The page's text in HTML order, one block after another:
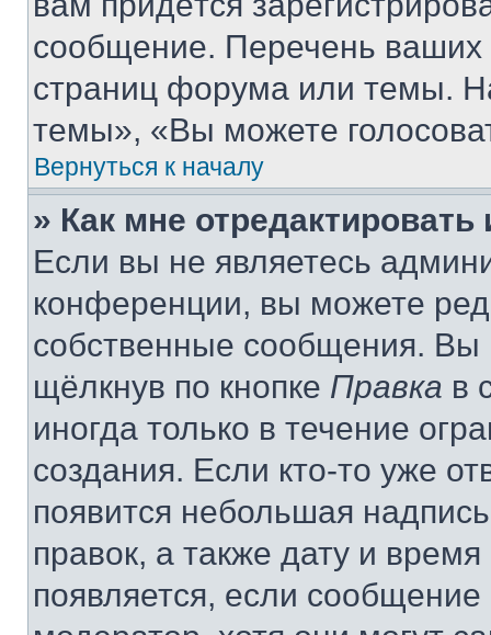
сообщение. Перечень ваших
страниц форума или темы.
темы», «Вы можете
Вернуться к началу
» Как мне
Если вы не являетесь
конференции, вы можете
собственные сообщения. Вы
щёлкнув по кнопке Правка в
иногда только в течение
создания. Если кто-то уже
появится небольшая
правок, а также дату и
появляется, если